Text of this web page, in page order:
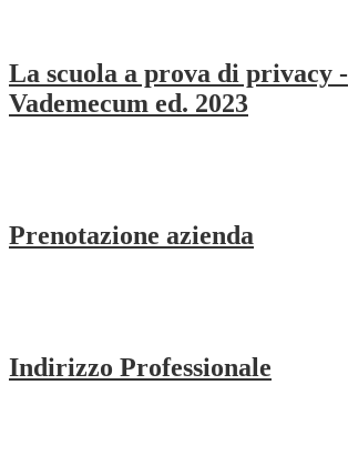
La scuola a prova di privacy -
Vademecum ed. 2023
Prenotazione azienda
Indirizzo Professionale